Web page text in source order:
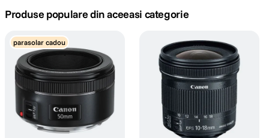
4. peak design
5. canon sx740 hs
6. lavaliera
7 .
dji mic mini
Produse populare din aceeasi categorie
parasolar cadou